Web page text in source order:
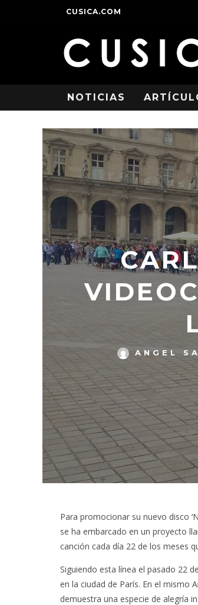
CUSICA.COM
NOTICIAS
ANGEL
Para promocionar su nuevo disco
se ha embarcado en un proyecto
canción cada día 22 de los meses
Siguiendo esta línea el pasado 22
en la ciudad de París. En el mismo
demuestra una especie de alegría